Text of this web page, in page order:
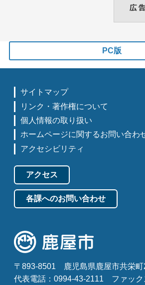
PC版
サイトマップ
リンク・著作権について
個人情報の取り扱い
ホームページに関するお問い合わ
アクセシビリティ
アクセス
各課へのお問い合わせ
〒893-8501
鹿児島県鹿屋市共栄
代表電話：0994-43-2111
ファッ